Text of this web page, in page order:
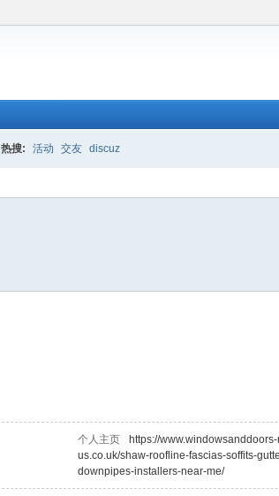
热搜: 活动 交友 discuz
个人主页
https://www.windowsanddoors-
us.co.uk/shaw-roofline-fascias-soffits-
downpipes-installers-near-me/